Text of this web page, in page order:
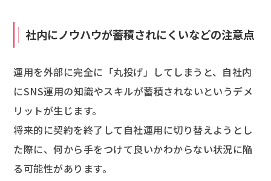
社内にノウハウが蓄積されにくいなどの注意点
運用を外部に完全に「丸投げ」してしまうと、自社内
にSNS運用の知識やスキルが蓄積されないというデメ
リットが生じます。
将来的に契約を終了して自社運用に切り替えようとし
た際に、何から手をつけて良いかわからない状況に陥
る可能性があります。